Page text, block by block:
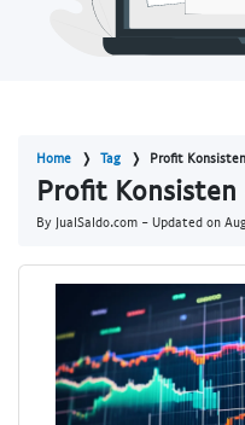
Home Tag Profit Konsisten
Profit Konsisten
By JualSaldo.com - Updated on